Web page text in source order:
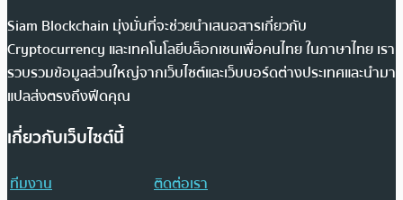
Siam Blockchain มุ่งมั่นที่จะช่วยนำเสนอสารเกี่ยวกับ
Cryptocurrency และเทคโนโลยีบล็อกเชนเพื่อคนไทย ในภาษาไทย เรา
รวบรวมข้อมูลส่วนใหญ่จากเว็บไซต์และเว็บบอร์ดต่างประเทศและนำมา
แปลส่งตรงถึงฟีดคุณ
เกี่ยวกับเว็บไซต์นี้
ทีมงาน
ติดต่อเรา